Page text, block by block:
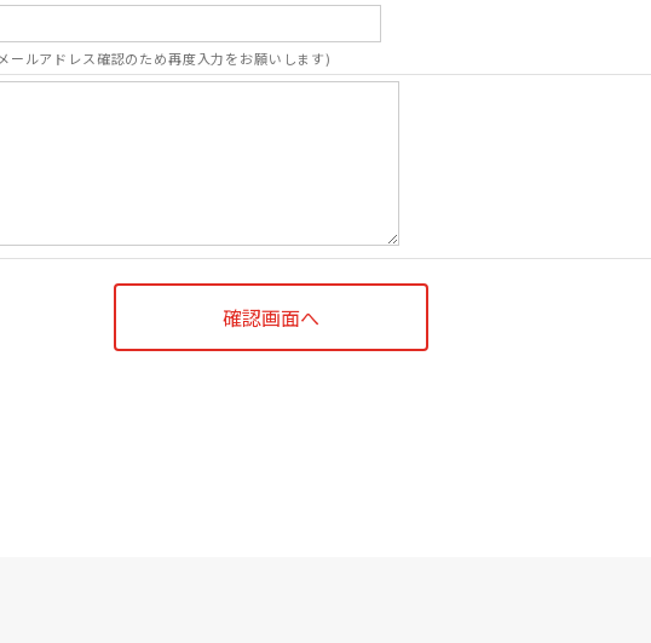
ールアドレス確認のため再度入力をお願いします)